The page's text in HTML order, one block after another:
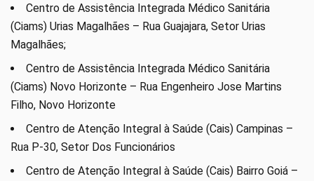
Centro de Assistência Integrada Médico Sanitária
(Ciams) Urias Magalhães – Rua Guajajara, Setor Urias
Magalhães;
Centro de Assistência Integrada Médico Sanitária
(Ciams) Novo Horizonte – Rua Engenheiro Jose Martins
Filho, Novo Horizonte
Centro de Atenção Integral à Saúde (Cais) Campinas –
Rua P-30, Setor Dos Funcionários
Centro de Atenção Integral à Saúde (Cais) Bairro Goiá –